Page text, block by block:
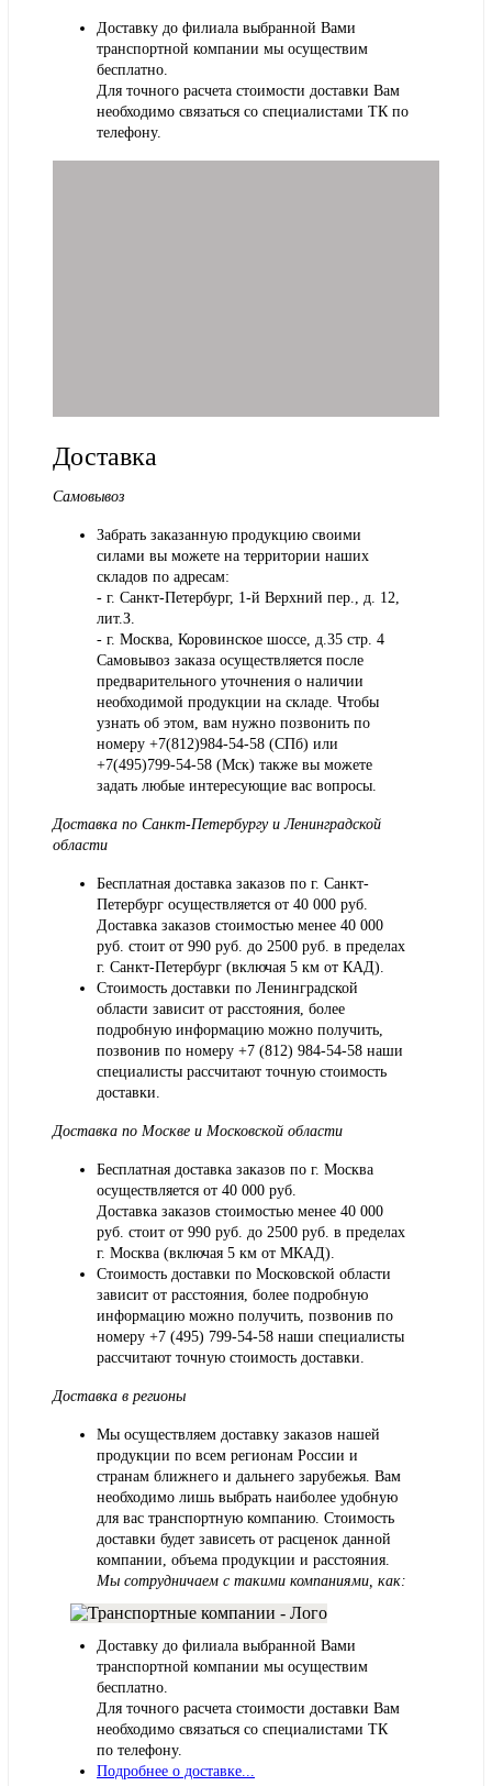
Доставку до филиала выбранной Вами
транспортной компании мы осуществим
бесплатно.
Для точного расчета стоимости доставки Вам
необходимо связаться со специалистами ТК по
телефону.
Доставка
Самовывоз
Забрать заказанную продукцию своими
силами вы можете на территории наших
складов по адресам:
- г. Санкт-Петербург, 1-й Верхний пер., д. 12,
лит.З.
- г. Москва, Коровинское шоссе, д.35 стр. 4
Самовывоз заказа осуществляется после
предварительного уточнения о наличии
необходимой продукции на складе. Чтобы
узнать об этом, вам нужно позвонить по
номеру +7(812)984-54-58 (СПб) или
+7(495)799-54-58 (Мск) также вы можете
задать любые интересующие вас вопросы.
Доставка по Санкт-Петербургу и Ленинградской
области
Бесплатная доставка заказов по г. Санкт-
Петербург осуществляется от 40 000 руб.
Доставка заказов стоимостью менее 40 000
руб. стоит от 990 руб. до 2500 руб. в пределах
г. Санкт-Петербург (включая 5 км от КАД).
Стоимость доставки по Ленинградской
области зависит от расстояния, более
подробную информацию можно получить,
позвонив по номеру +7 (812) 984-54-58 наши
специалисты рассчитают точную стоимость
доставки.
Доставка по Москве и Московской области
Бесплатная доставка заказов по г. Москва
осуществляется от 40 000 руб.
Доставка заказов стоимостью менее 40 000
руб. стоит от 990 руб. до 2500 руб. в пределах
г. Москва (включая 5 км от МКАД).
Стоимость доставки по Московской области
зависит от расстояния, более подробную
информацию можно получить, позвонив по
номеру +7 (495) 799-54-58 наши специалисты
рассчитают точную стоимость доставки.
Доставка в регионы
Мы осуществляем доставку заказов нашей
продукции по всем регионам России и
странам ближнего и дальнего зарубежья. Вам
необходимо лишь выбрать наиболее удобную
для вас транспортную компанию. Стоимость
доставки будет зависеть от расценок данной
компании, объема продукции и расстояния.
Мы сотрудничаем с такими компаниями, как:
Доставку до филиала выбранной Вами
транспортной компании мы осуществим
бесплатно.
Для точного расчета стоимости доставки Вам
необходимо связаться со специалистами ТК
по телефону.
Подробнее о доставке...